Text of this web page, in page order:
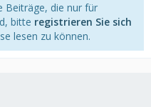
Beiträge, die nur für
bitte registrieren Sie sich
lesen zu können.